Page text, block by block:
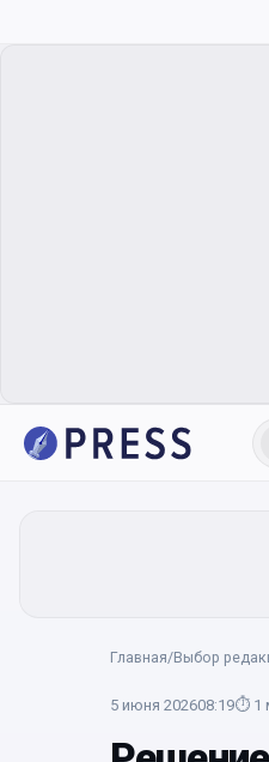
Главная/Выбор
5 июня 202608:19⏱ 1